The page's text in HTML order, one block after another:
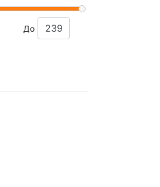
До